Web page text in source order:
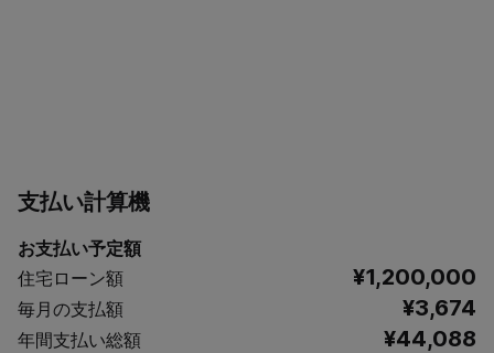
支払い計算機
お支払い予定額
住宅ローン額
¥1,200,000
毎月の支払額 ¥3,674
年間支払い総額 ¥44,088